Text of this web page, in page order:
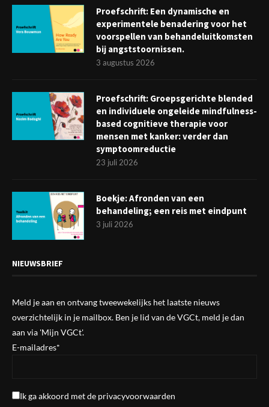
Proefschrift: Een dynamische en
experimentele benadering voor het
voorspellen van behandeluitkomsten
bij angststoornissen.
3 augustus 2026
Proefschrift: Groepsgerichte blended
en individuele ongeleide mindfulness-
based cognitieve therapie voor
mensen met kanker: verder dan
symptoomreductie
23 juli 2026
Boekje: Afronden van een
behandeling; een reis met eindpunt
3 juli 2026
NIEUWSBRIEF
Meld je aan en ontvang tweewekelijks het laatste nieuws
overzichtelijk in je mailbox. Ben je lid van de VGCt, meld je dan
aan via 'Mijn VGCt'.
E-mailadres*
Ik ga akkoord met de privacyvoorwaarden